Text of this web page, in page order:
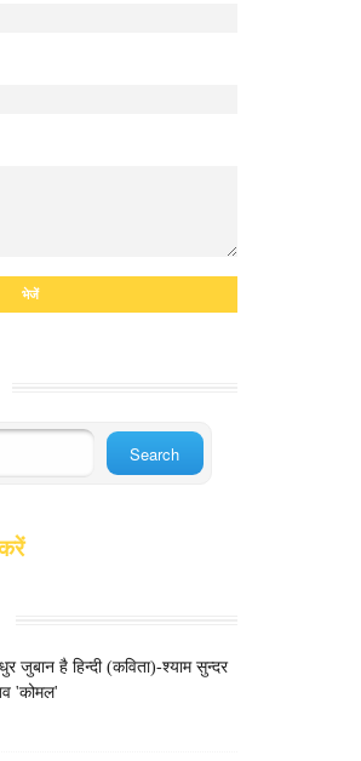
जुबान है हिन्दी (कविता)-श्याम सुन्दर
'कोमल'